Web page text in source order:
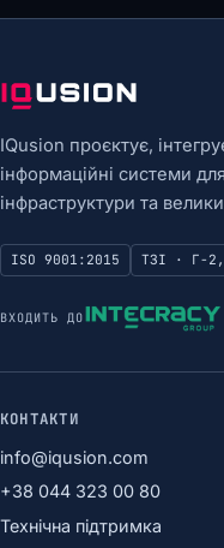
IQusion проєктує,
інформаційні системи
інфраструктури та
ISO 9001:2015 ТЗІ · Г-
ВХОДИТЬ ДО
КОНТАКТИ
info@iqusion.com
+38 044 323 00 80
Технічна підтримка